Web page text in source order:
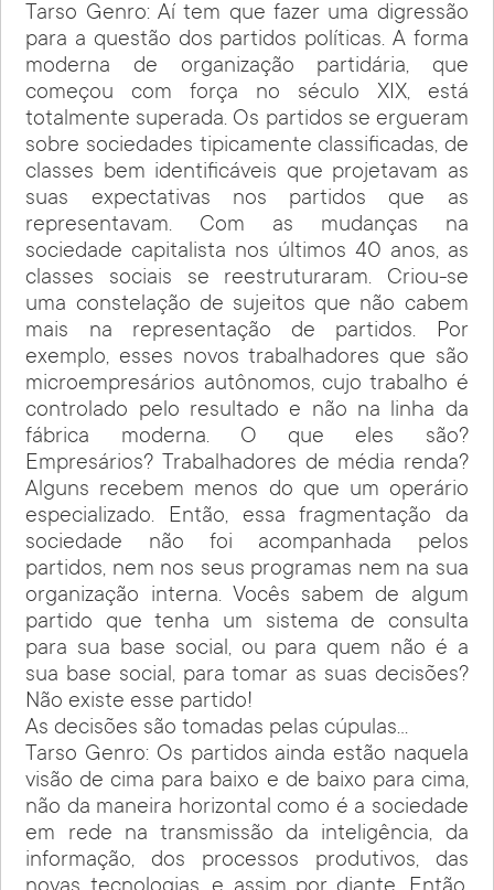
Tarso Genro: Aí tem que fazer uma digressão
para a questão dos partidos políticas. A forma
moderna de organização partidária, que
começou com força no século XIX, está
totalmente superada. Os partidos se ergueram
sobre sociedades tipicamente classificadas, de
classes bem identificáveis que projetavam as
suas expectativas nos partidos que as
representavam. Com as mudanças na
sociedade capitalista nos últimos 40 anos, as
classes sociais se reestruturaram. Criou-se
uma constelação de sujeitos que não cabem
mais na representação de partidos. Por
exemplo, esses novos trabalhadores que são
microempresários autônomos, cujo trabalho é
controlado pelo resultado e não na linha da
fábrica moderna. O que eles são?
Empresários? Trabalhadores de média renda?
Alguns recebem menos do que um operário
especializado. Então, essa fragmentação da
sociedade não foi acompanhada pelos
partidos, nem nos seus programas nem na sua
organização interna. Vocês sabem de algum
partido que tenha um sistema de consulta
para sua base social, ou para quem não é a
sua base social, para tomar as suas decisões?
Não existe esse partido!
As decisões são tomadas pelas cúpulas…
Tarso Genro: Os partidos ainda estão naquela
visão de cima para baixo e de baixo para cima,
não da maneira horizontal como é a sociedade
em rede na transmissão da inteligência, da
informação, dos processos produtivos, das